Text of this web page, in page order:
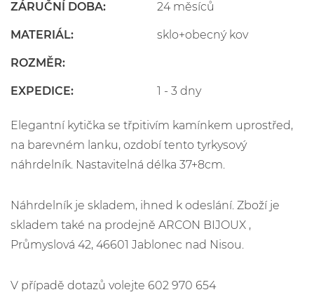
ZÁRUČNÍ DOBA: 24 měsíců
MATERIÁL: sklo+obecný kov
ROZMĚR:
EXPEDICE: 1 - 3 dny
Elegantní kytička se třpitivím kamínkem uprostřed,
na barevném lanku, ozdobí tento tyrkysový
náhrdelník. Nastavitelná délka 37+8cm.
Náhrdelník je skladem, ihned k odeslání. Zboží je
skladem také na prodejně ARCON BIJOUX ,
Průmyslová 42, 46601 Jablonec nad Nisou.
V případě dotazů volejte 602 970 654